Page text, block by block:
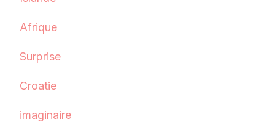
Afrique
Surprise
Croatie
imaginaire